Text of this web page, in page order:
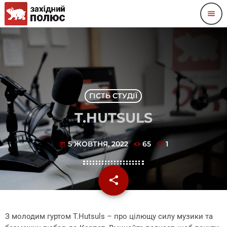
menu
ГІСТЬ СТУДІЇ
T.HUTSULS
today 5 ЖОВТНЯ, 2022 65 1
share
email
З молодим гуртом T.Hutsuls – про цілющу силу музики та